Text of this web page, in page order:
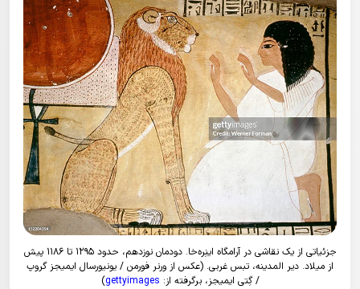
جزئیاتی از یک نقاشی در آرامگاه اینِره‌خا. دودمان نوزدهم، حدود ۱۲۹۵ تا ۱۱۸۶ پیش
از میلاد. دیر المدینه، تبس غربی. (عکس از ورنر فورمن / یونیورسال ایمیجز گروپ
/ گِتی ایمیجز، برگرفته از: gettyimages
)